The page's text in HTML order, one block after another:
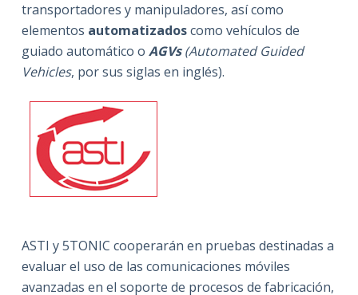
transportadores y manipuladores, así como
elementos automatizadoscomo vehículos de
guiado automático o AGVs(Automated Guided
Vehicles, por sus siglas en inglés).
ASTI y 5TONIC cooperarán en pruebas destinadas a
evaluar el uso de las comunicaciones móviles
avanzadas en el soporte de procesos de fabricación,